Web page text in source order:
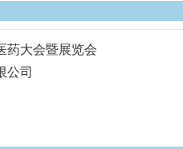
药大会暨展览会
公司